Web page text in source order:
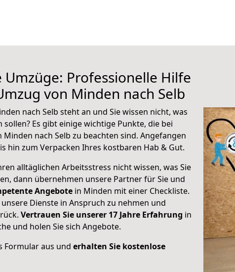
Umzüge: Professionelle Hilfe
von Minden nach Selb
nach Selb steht an und Sie wissen nicht, was
sollen? Es gibt einige wichtige Punkte, die bei
nach Selb zu beachten sind. Angefangen
hin zum Verpacken Ihres kostbaren Hab & Gut.
alltäglichen Arbeitsstress nicht wissen, was Sie
dann übernehmen unsere Partner für Sie und
Angebote in Minden mit einer Checkliste.
unsere Dienste in Anspruch zu nehmen und
Vertrauen Sie unserer 17 Jahre Erfahrung in
und holen Sie sich Angebote.
Formular aus und erhalten Sie kostenlose